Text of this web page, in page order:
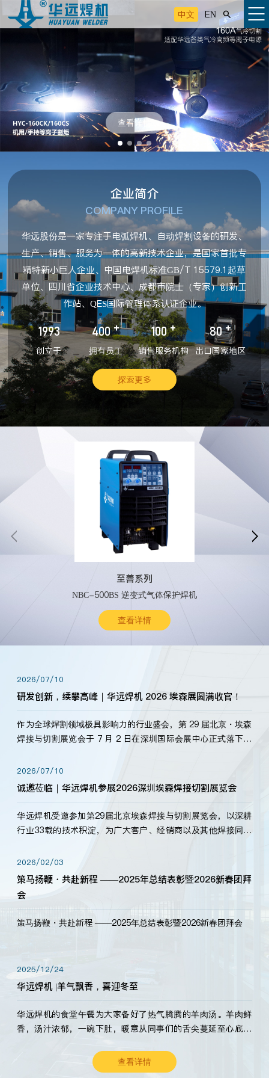
中文 EN 
查看详情
企业简介
COMPANY PROFILE
华远股份是一家专注于电弧焊机、自动焊割设备的研发、
生产、销售、服务为一体的高新技术企业，是国家首批专
精特新小巨人企业、中国电焊机标准GB/T 15579.1起草
单位、四川省企业技术中心、成都市院士（专家）创新工
作站、QES国际管理体系认证企业。
1993
创立于
400 +
拥有员工
100 +
销售服务机构
80 +
出口国家地区
探索更多
至善系列
NBC-500BS 逆变式气体保护焊机
查看详情
 
2026/07/10
研发创新，续攀高峰｜华远焊机 2026 埃森展圆满收官！
作为全球焊割领域极具影响力的行业盛会，第 29 届北京・埃森
焊接与切割展览会于 7 月 2 日在深圳国际会展中心正式落下帷
标准，持之以恒研发新产品、新技术。新老客户、行业伙伴、
海内外客户为目睹公司发布的新产…
2026/07/10
诚邀莅临｜华远焊机参展2026深圳埃森焊接切割展览会
华远焊机受邀参加第29届北京埃森焊接与切割展览会，以深耕
行业33载的技术积淀，为广大客户、经销商以及其他焊接同仁
2026/02/03
策马扬鞭・共赴新程 ——2025年总结表彰暨2026新春团拜
会
策马扬鞭・共赴新程 ——2025年总结表彰暨2026新春团拜会
2025/12/24
华远焊机 |羊气飘香，喜迎冬至
华远焊机的食堂午餐为大家备好了热气腾腾的羊肉汤。羊肉鲜
香，汤汁浓郁，一碗下肚，暖意从同事们的舌尖蔓延至心底。
查看详情